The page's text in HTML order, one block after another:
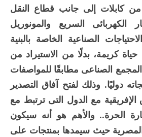
كابلات إلى جانب قطاع النقل
السريع والمونوريل
الاحتياجات الصناعية الخاصة بالبنية
كريمة، بدلًا من الاستيراد من
الصناعى مطابقًا للمواصفات
دوليًا. وذلك لفتح آفاق التصدير
مع الدول التى ترتبط مع
الحرة.. والأهم هو أنه سيكون
حيث سيمدها بمنتجات على